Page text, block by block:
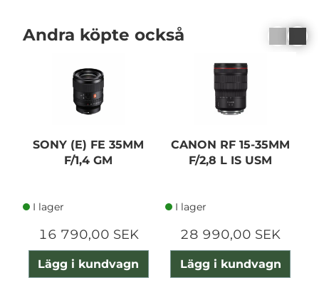
Andra köpte också
SONY (E) FE 35MM
F/1,4 GM
I lager
16 790,00 SEK
Lägg i kundvagn
CANON RF 15-35MM
F/2,8 L IS USM
I lager
28 990,00 SEK
Lägg i kundvagn